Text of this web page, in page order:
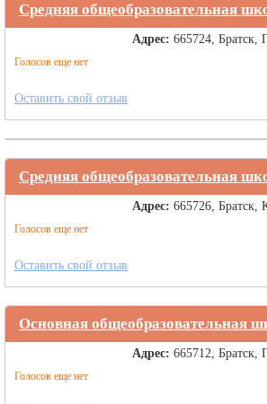
Средняя общеобразовательная
Голосов еще нет
Адрес: 665724, Братск,
Оставить свой отзыв
Средняя общеобразовательная
Голосов еще нет
Адрес: 665726, Братск,
Оставить свой отзыв
Основная общеобразовательная
Голосов еще нет
Адрес: 665712, Братск,